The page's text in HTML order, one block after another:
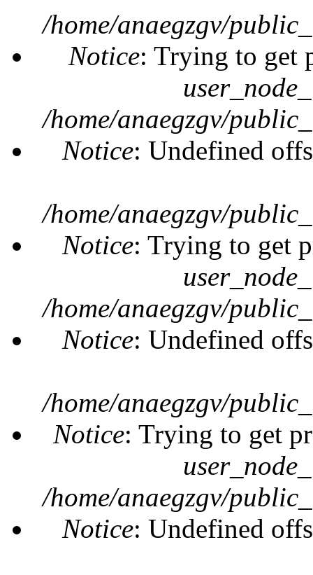
/home/anaegzgv/
Notice: Trying to get
/home/anaegzgv/
Notice: Undefined
/home/anaegzgv/
Notice: Trying to get
/home/anaegzgv/
Notice: Undefined
/home/anaegzgv/
Notice: Trying to get
/home/anaegzgv/
Notice: Undefined